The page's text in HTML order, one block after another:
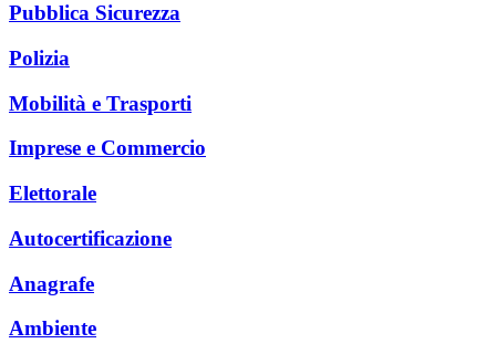
Pubblica Sicurezza
Polizia
Mobilità e Trasporti
Imprese e Commercio
Elettorale
Autocertificazione
Anagrafe
Ambiente